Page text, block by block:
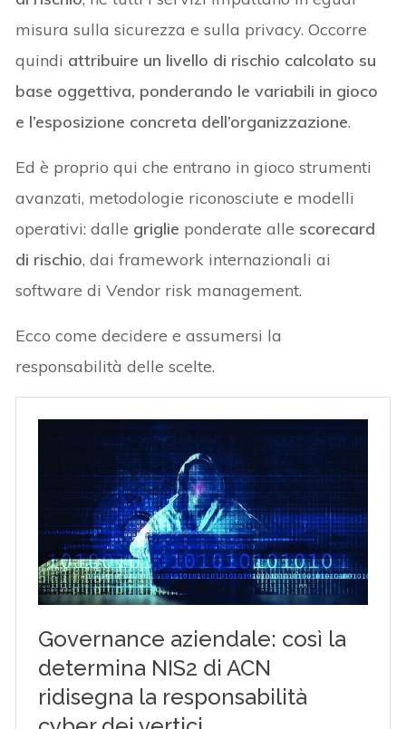
misura sulla sicurezza e sulla privacy. Occorre
quindi attribuire un livello di rischio calcolato su
base oggettiva, ponderando le variabili in gioco
e l’esposizione concreta dell’organizzazione.
Ed è proprio qui che entrano in gioco strumenti
avanzati, metodologie riconosciute e modelli
operativi: dalle griglie ponderate alle scorecard
di rischio, dai framework internazionali ai
software di Vendor risk management.
Ecco come decidere e assumersi la
responsabilità delle scelte.